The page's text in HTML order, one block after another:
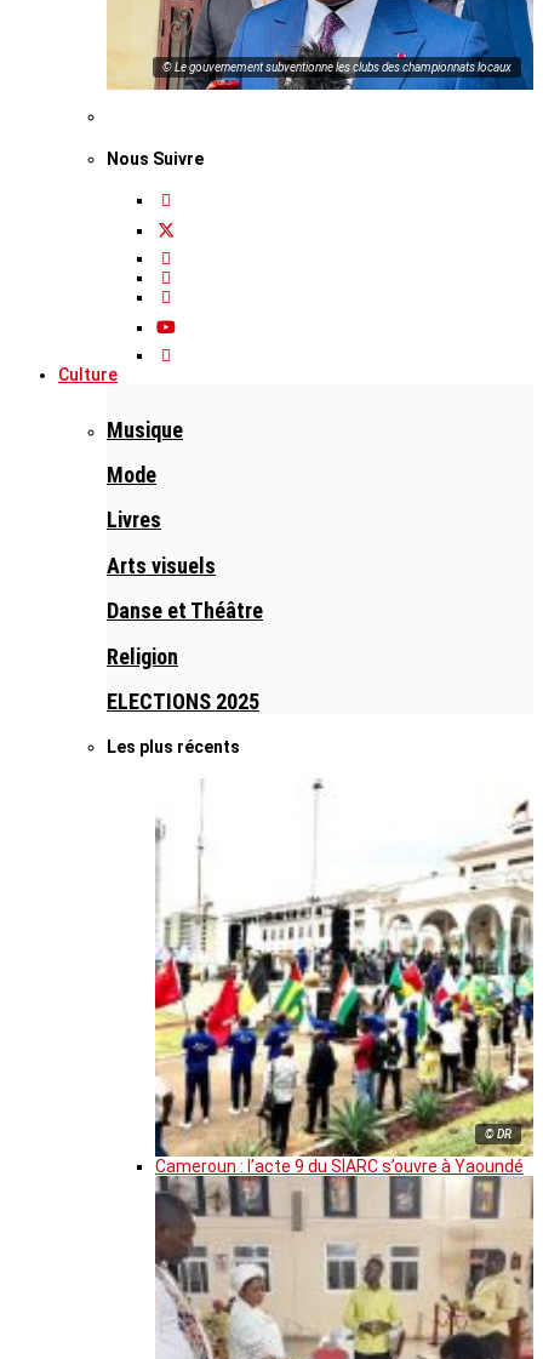
© Le gouvernement subventionne les clubs des championnats locaux
Nous Suivre
Culture
Musique
Mode
Livres
Arts visuels
Danse et Théâtre
Religion
ELECTIONS 2025
Les plus récents
© DR
Cameroun : l’acte 9 du SIARC s’ouvre à Yaoundé